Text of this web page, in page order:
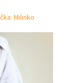
Milinko